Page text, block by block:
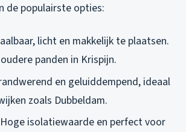
de populairste opties:
licht en makkelijk te plaatsen.
panden in Krispijn.
en geluiddempend, ideaal
zoals Dubbeldam.
isolatiewaarde en perfect voor